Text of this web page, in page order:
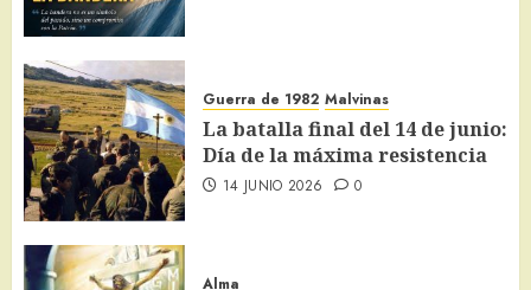
Guerra de 1982 Malvinas
La batalla final del 14 de junio:
Día de la máxima resistencia
14 JUNIO 2026 0
Alma